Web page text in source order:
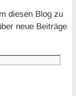
diesen Blog zu
neue Beiträge